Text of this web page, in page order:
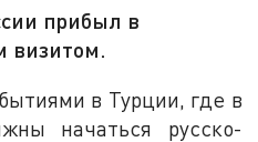
прибыл в
визитом.
в Турции, где в
начаться русско-